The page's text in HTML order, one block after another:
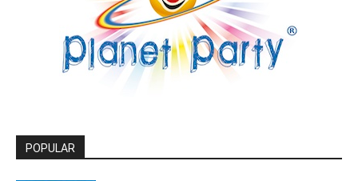
POPULAR